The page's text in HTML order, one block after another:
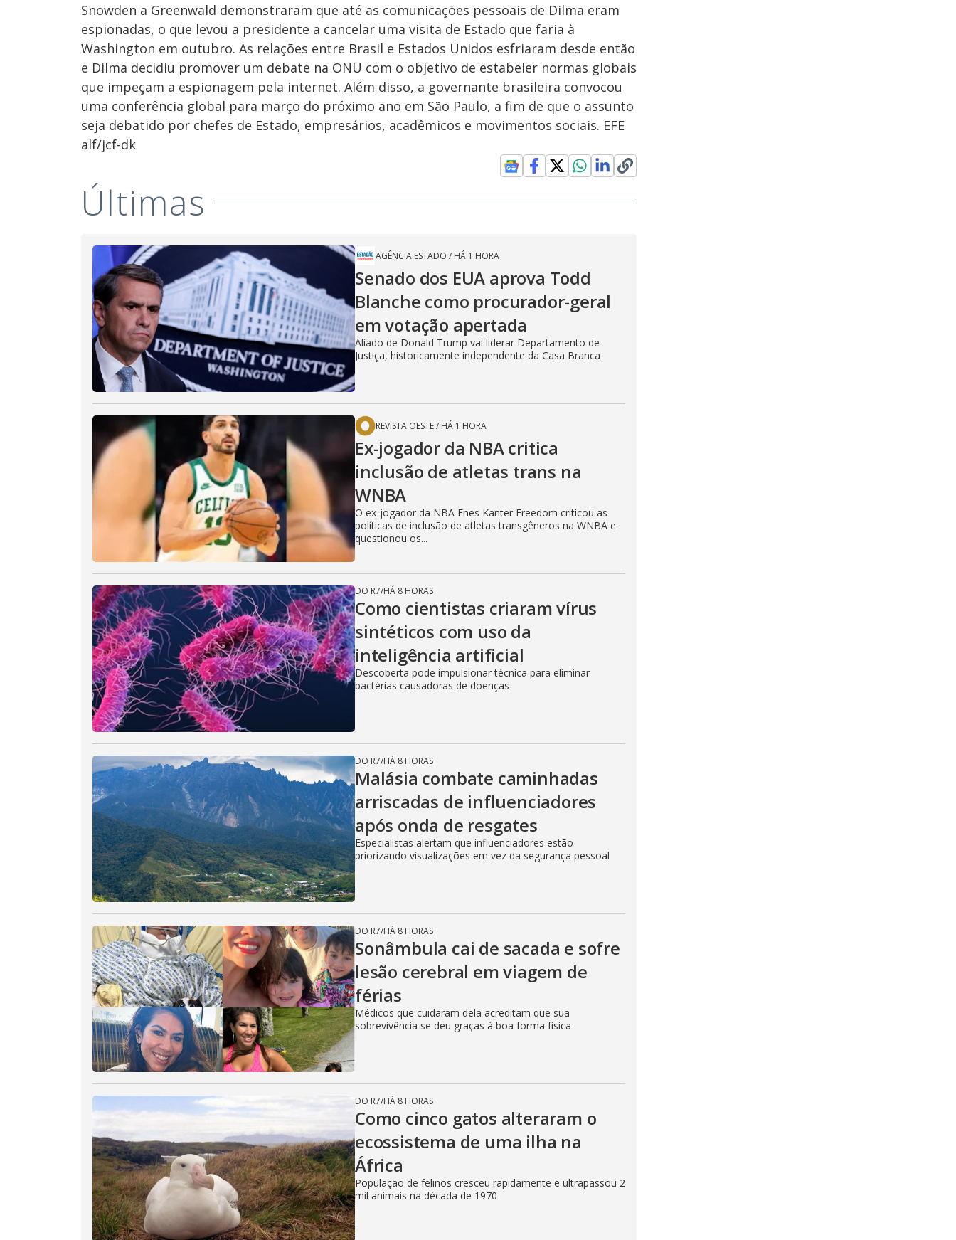
Snowden a Greenwald demonstraram que até as comunicações pessoais de Dilma eram
espionadas, o que levou a presidente a cancelar uma visita de Estado que faria à
Washington em outubro. As relações entre Brasil e Estados Unidos esfriaram desde então
e Dilma decidiu promover um debate na ONU com o objetivo de estabeler normas globais
que impeçam a espionagem pela internet. Além disso, a governante brasileira convocou
uma conferência global para março do próximo ano em São Paulo, a fim de que o assunto
seja debatido por chefes de Estado, empresários, acadêmicos e movimentos sociais. EFE
alf/jcf-dk
Últimas
AGÊNCIA ESTADO / HÁ 1 HORA
Senado dos EUA aprova Todd
Blanche como procurador-geral
em votação apertada
Aliado de Donald Trump vai liderar Departamento de
Justiça, historicamente independente da Casa Branca
REVISTA OESTE/ HÁ 1 HORA
Ex-jogador da NBA critica
inclusão de atletas trans na
WNBA
O ex-jogador da NBA Enes Kanter Freedom criticou as
políticas de inclusão de atletas transgêneros na WNBA e
questionou os...
DO R7/HÁ 8 HORAS
Como cientistas criaram vírus
sintéticos com uso da
inteligência artificial
Descoberta pode impulsionar técnica para eliminar
bactérias causadoras de doenças
DO R7/HÁ 8 HORAS
Malásia combate caminhadas
arriscadas de influenciadores
após onda de resgates
Especialistas alertam que influenciadores estão
priorizando visualizações em vez da segurança pessoal
DO R7/HÁ 8 HORAS
Sonâmbula cai de sacada e sofre
lesão cerebral em viagem de
férias
Médicos que cuidaram dela acreditam que sua
sobrevivência se deu graças à boa forma física
DO R7/HÁ 8 HORAS
Como cinco gatos alteraram o
ecossistema de uma ilha na
África
População de felinos cresceu rapidamente e ultrapassou 2
mil animais na década de 1970